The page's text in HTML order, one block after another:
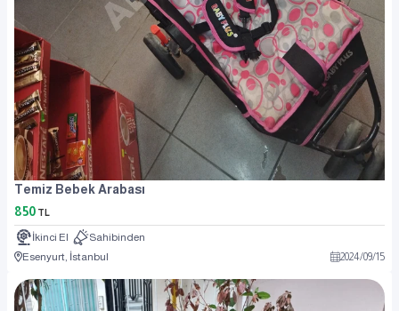
Temiz Bebek Arabası
850 TL
İkinci El
Sahibinden
Esenyurt, İstanbul
2024/09/15